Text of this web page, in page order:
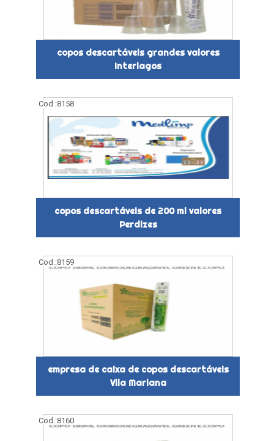
copos descartáveis grandes valores
Interlagos
Cod.:8158
copos descartáveis de 200 ml valores
Perdizes
Cod.:8159
empresa de caixa de copos descartáveis
Vila Mariana
Cod.:8160